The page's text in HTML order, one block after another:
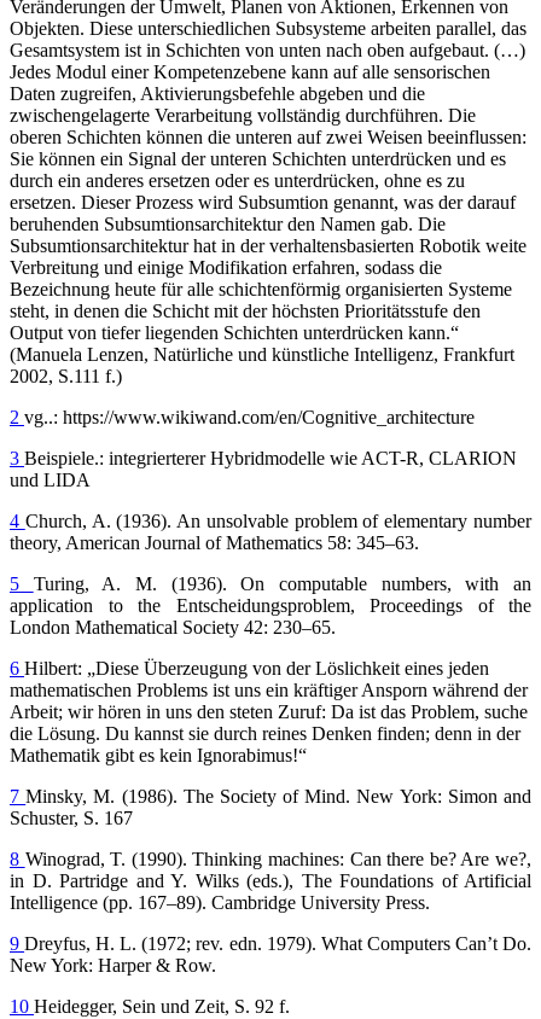
Veränderungen der Umwelt, Planen von Aktionen, Erkennen von
Objekten. Diese unterschiedlichen Subsysteme arbeiten parallel, das
Gesamtsystem ist in Schichten von unten nach oben aufgebaut. (…)
Jedes Modul einer Kompetenzebene kann auf alle sensorischen
Daten zugreifen, Aktivierungsbefehle abgeben und die
zwischengelagerte Verarbeitung vollständig durchführen. Die
oberen Schichten können die unteren auf zwei Weisen beeinflussen:
Sie können ein Signal der unteren Schichten unterdrücken und es
durch ein anderes ersetzen oder es unterdrücken, ohne es zu
ersetzen. Dieser Prozess wird Subsumtion genannt, was der darauf
beruhenden Subsumtionsarchitektur den Namen gab. Die
Subsumtionsarchitektur hat in der verhaltensbasierten Robotik weite
Verbreitung und einige Modifikation erfahren, sodass die
Bezeichnung heute für alle schichtenförmig organisierten Systeme
steht, in denen die Schicht mit der höchsten Prioritätsstufe den
Output von tiefer liegenden Schichten unterdrücken kann.“
(Manuela Lenzen, Natürliche und künstliche Intelligenz, Frankfurt
2002, S.111 f.)
2 vg..: https://www.wikiwand.com/en/Cognitive_architecture
3 Beispiele.: integrierterer Hybridmodelle wie ACT-R, CLARION
und LIDA
4 Church, A. (1936). An unsolvable problem of elementary number
theory, American Journal of Mathematics 58: 345–63.
5 Turing, A. M. (1936). On computable numbers, with an
application to the Entscheidungsproblem, Proceedings of the
London Mathematical Society 42: 230–65.
6 Hilbert: „Diese Überzeugung von der Löslichkeit eines jeden
mathematischen Problems ist uns ein kräftiger Ansporn während der
Arbeit; wir hören in uns den steten Zuruf: Da ist das Problem, suche
die Lösung. Du kannst sie durch reines Denken finden; denn in der
Mathematik gibt es kein Ignorabimus!“
7Minsky, M. (1986). The Society of Mind. New York: Simon and
Schuster, S. 167
8 Winograd, T. (1990). Thinking machines: Can there be? Are we?,
in D. Partridge and Y. Wilks (eds.), The Foundations of Artificial
Intelligence (pp. 167–89). Cambridge University Press.
9Dreyfus, H. L. (1972; rev. edn. 1979). What Computers Can’t Do.
New York: Harper & Row.
10 Heidegger, Sein und Zeit, S. 92 f.